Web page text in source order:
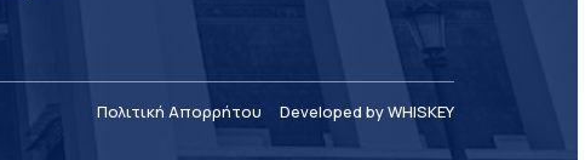
Πολιτική Απορρήτου Developed by WHISKEY